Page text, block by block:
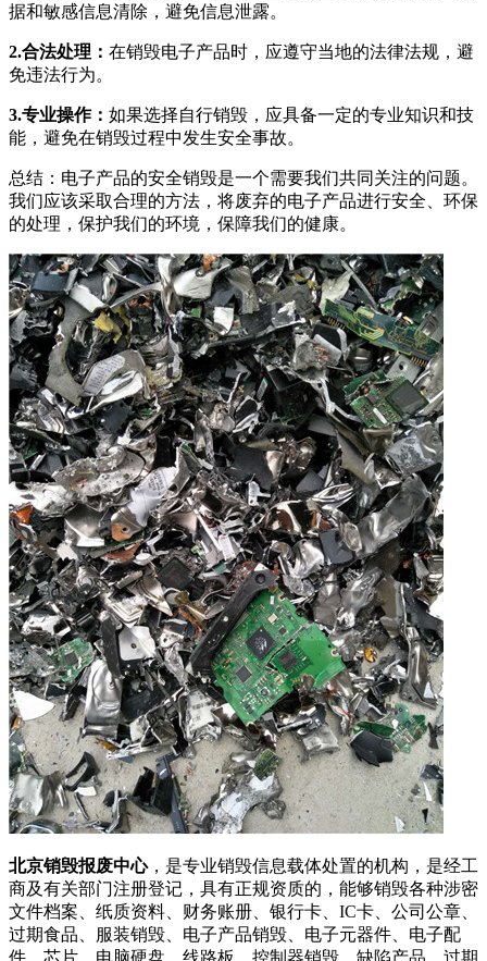
据和敏感信息清除，避免信息泄露。
2.合法处理： 在销毁电子产品时，应遵守当地的法律法规，避
免违法行为。
3.专业操作： 如果选择自行销毁，应具备一定的专业知识和技
能，避免在销毁过程中发生安全事故。
总结：电子产品的安全销毁是一个需要我们共同关注的问题。
我们应该采取合理的方法，将废弃的电子产品进行安全、环保
的处理，保护我们的环境，保障我们的健康。
北京销毁报废中心，是专业销毁信息载体处置的机构，是经工
商及有关部门注册登记，具有正规资质的，能够销毁各种涉密
文件档案、纸质资料、财务账册、银行卡、IC卡、公司公章、
过期食品、服装销毁、电子产品销毁、电子元器件、电子配